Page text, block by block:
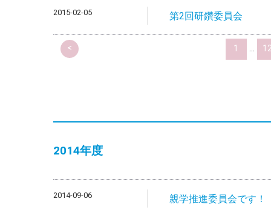
2015-02-05 第2回研鑽委員会
< 1 ...
2014年度
2014-09-06 親学推進委員会です！